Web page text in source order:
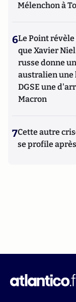
Mélenchon à
6Le Point
que Xavier
russe donne
australien une
DGSE une
Macron
7Cette autre
se profile